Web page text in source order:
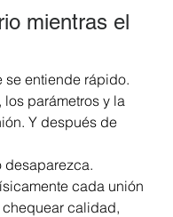
mientras el
se entiende rápido.
parámetros y la
Y después de
desaparezca.
cada unión
calidad,